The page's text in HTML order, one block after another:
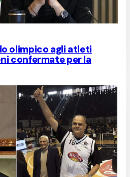
olimpico agli atleti
confermate per la